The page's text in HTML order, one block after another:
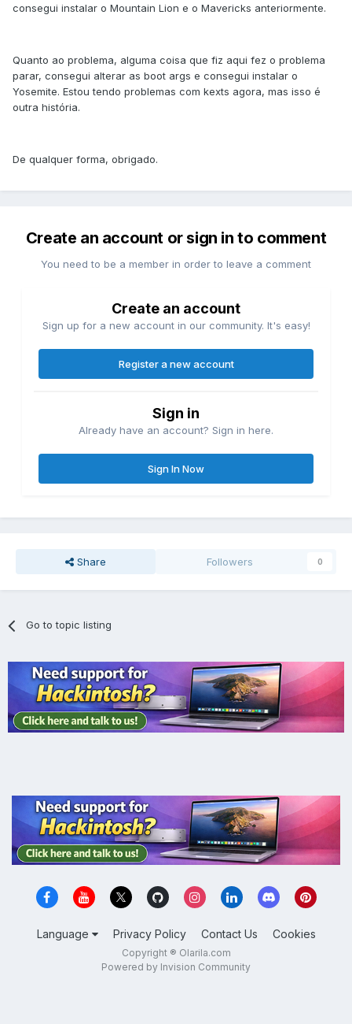
consegui instalar o Mountain Lion e o Mavericks anteriormente.
Quanto ao problema, alguma coisa que fiz aqui fez o problema
parar, consegui alterar as boot args e consegui instalar o
Yosemite. Estou tendo problemas com kexts agora, mas isso é
outra história.
De qualquer forma, obrigado.
Create an account or sign in to comment
You need to be a member in order to leave a comment
Create an account
Sign up for a new account in our community. It's easy!
Register a new account
Sign in
Already have an account? Sign in here.
Sign In Now
Share Followers 0
Go to topic listing
Language Privacy Policy Contact Us Cookies
Copyright ® Olarila.com
Powered by Invision Community